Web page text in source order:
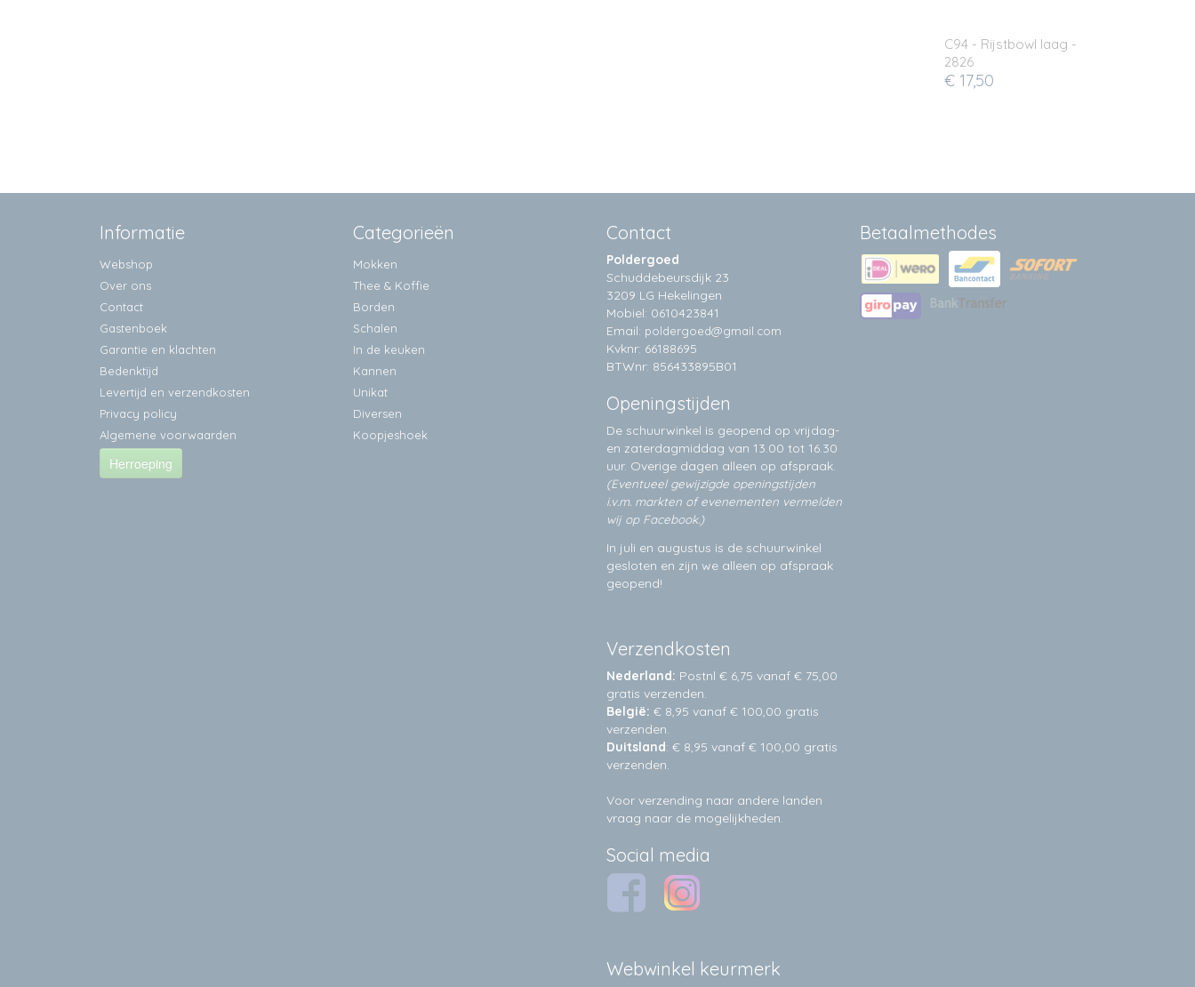
C94 - Rijstbowl laag -
2826
€ 17,50
Informatie
Webshop
Over ons
Contact
Gastenboek
Garantie en klachten
Bedenktijd
Levertijd en verzendkosten
Privacy policy
Algemene voorwaarden
Herroeping
Categorieën
Mokken
Thee & Koffie
Borden
Schalen
In de keuken
Kannen
Unikat
Diversen
Koopjeshoek
Contact
Poldergoed
Schuddebeursdijk 23
3209 LG Hekelingen
Mobiel: 0610423841
Email: poldergoed@gmail.com
Kvknr: 66188695
BTWnr: 856433895B01
Openingstijden
De schuurwinkel is geopend op vrijdag-
en zaterdagmiddag van 13.00 tot 16.30
uur. Overige dagen alleen op afspraak.
(Eventueel gewijzigde openingstijden
i.v.m. markten of evenementen vermelden
wij op Facebook.)
In juli en augustus is de schuurwinkel
gesloten en zijn we alleen op afspraak
geopend!
Verzendkosten
Nederland: Postnl € 6,75 vanaf € 75,00
gratis verzenden.
België: € 8,95 vanaf € 100,00 gratis
verzenden.
Duitsland: € 8,95 vanaf € 100,00 gratis
verzenden.
Voor verzending naar andere landen
vraag naar de mogelijkheden.
Social media
Webwinkel keurmerk
Betaalmethodes